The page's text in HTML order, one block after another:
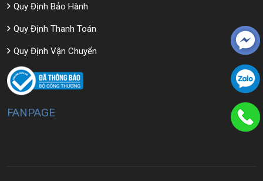
Quy Định Bảo Hành
Quy Định Thanh Toán
Quy Định Vận Chuyển
FANPAGE